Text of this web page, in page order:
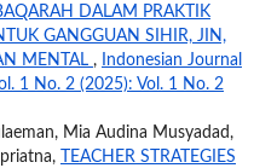
DALAM PRAKTIK
GANGGUAN SIHIR, JIN,
MENTAL ,
Indonesian Journal
1 No. 2 (2025): Vol. 1 No. 2
Mia Audina Musyadad,
TEACHER STRATEGIES